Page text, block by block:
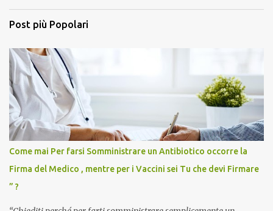
Post più Popolari
Come mai Per farsi Somministrare un Antibiotico occorre la
Firma del Medico , mentre per i Vaccini sei Tu che devi Firmare
” ?